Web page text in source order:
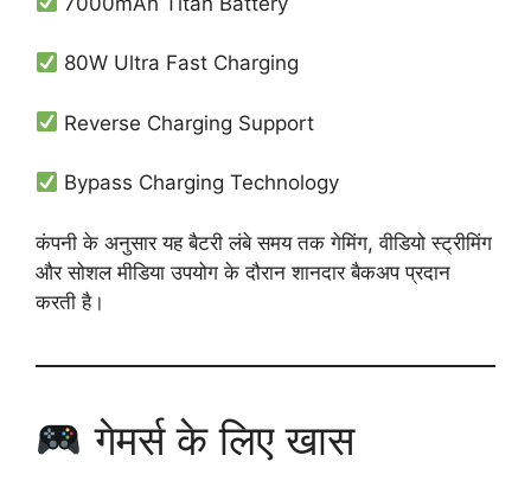
80W Ultra Fast Charging
Reverse Charging Support
Bypass Charging Technology
कंपनी के अनुसार यह बैटरी लंबे समय तक गेमिंग, वीडियो स्ट्रीमिंग
और सोशल मीडिया उपयोग के दौरान शानदार बैकअप प्रदान
करती है।
गेमर्स के लिए खास